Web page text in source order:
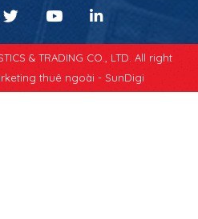
& TRADING CO., LTD. All right
thuê ngoài - SunDigi